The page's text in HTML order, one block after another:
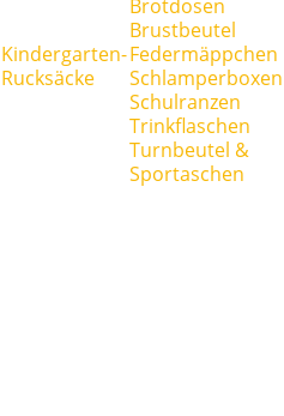
Kindergarten-
Rucksäcke
Brotdosen
Brustbeutel
Federmäppchen
Schlamperboxen
Schulranzen
Trinkflaschen
Turnbeutel &
Sportaschen